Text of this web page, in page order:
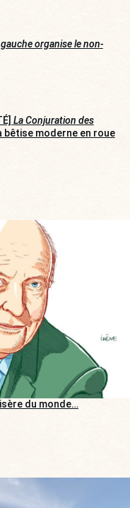
organise le non-
La Conjuration des
bêtise moderne en roue
du monde…